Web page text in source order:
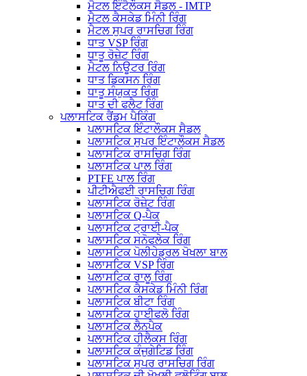
ਮੈਟਲ ਇੰਟੈਲੌਕਸ ਸੈਡਲ - IMTP
ਮੈਟਲ ਕੈਸਕੇਡ ਮਿੰਨੀ ਰਿੰਗ
ਮੈਟਲ ਸੁਪਰ ਰਾਸਚਿਗ ਰਿੰਗ
ਧਾਤ VSP ਰਿੰਗ
ਧਾਤੂ ਰੋਜ਼ੇਟ ਰਿੰਗ
ਮੈਟਲ ਨਿਊਟਰ ਰਿੰਗ
ਧਾਤ ਡਿਕਸਨ ਰਿੰਗ
ਧਾਤੂ ਸੰਯੁਕਤ ਰਿੰਗ
ਧਾਤ ਦੀ ਫਲੈਟ ਰਿੰਗ
ਪਲਾਸਟਿਕ ਰੈਂਡਮ ਪੈਕਿੰਗ
ਪਲਾਸਟਿਕ ਇੰਟਾਲੌਕਸ ਸੈਡਲ
ਪਲਾਸਟਿਕ ਸੁਪਰ ਇੰਟਾਲੌਕਸ ਸੈਡਲ
ਪਲਾਸਟਿਕ ਰਾਸਚਿਗ ਰਿੰਗ
ਪਲਾਸਟਿਕ ਪਾਲ ਰਿੰਗ
PTFE ਪਾਲ ਰਿੰਗ
ਪੀਟੀਐਫਈ ਰਾਸਚਿਗ ਰਿੰਗ
ਪਲਾਸਟਿਕ ਰੋਜ਼ੇਟ ਰਿੰਗ
ਪਲਾਸਟਿਕ Q-ਪੈਕ
ਪਲਾਸਟਿਕ ਟ੍ਰਾਈ-ਪੈਕ
ਪਲਾਸਟਿਕ ਸਨੋਫਲੇਕ ਰਿੰਗ
ਪਲਾਸਟਿਕ ਪੋਲੀਹੇਡ੍ਰਲ ਖੋਖਲਾ ਬਾਲ
ਪਲਾਸਟਿਕ VSP ਰਿੰਗ
ਪਲਾਸਟਿਕ ਰਾਲੂ ਰਿੰਗ
ਪਲਾਸਟਿਕ ਕੈਸਕੇਡ ਮਿੰਨੀ ਰਿੰਗ
ਪਲਾਸਟਿਕ ਬੀਟਾ ਰਿੰਗ
ਪਲਾਸਟਿਕ ਹਾਈਫਲੋ ਰਿੰਗ
ਪਲਾਸਟਿਕ ਲੈਨਪੈਕ
ਪਲਾਸਟਿਕ ਹੀਲੈਕਸ ਰਿੰਗ
ਪਲਾਸਟਿਕ ਕੰਜੁਗੇਟਿਡ ਰਿੰਗ
ਪਲਾਸਟਿਕ ਸੁਪਰ ਰਾਸਚਿਗ ਰਿੰਗ